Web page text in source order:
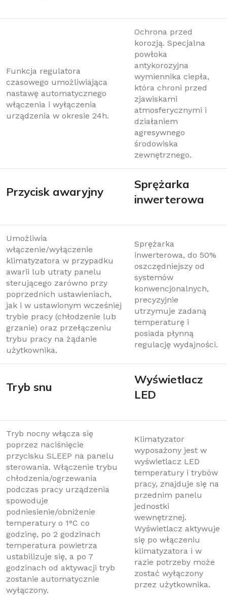
Funkcja regulatora
czasowego umożliwiająca
nastawę automatycznego
włączenia i wyłączenia
urządzenia w okresie 24h.
Ochrona przed
korozją. Specjalna
powłoka
antykorozyjna
wymiennika ciepła,
która chroni przed
zjawiskami
atmosferycznymi i
działaniem
agresywnego
środowiska
zewnętrznego.
Przycisk awaryjny
Sprężarka
inwerterowa
Umożliwia
włączenie/wyłączenie
klimatyzatora w przypadku
awarii lub utraty panelu
sterującego zarówno przy
poprzednich ustawieniach,
jak i w ustawionym wcześniej
trybie pracy (chłodzenie lub
grzanie) oraz przełączeniu
trybu pracy na żądanie
użytkownika.
Sprężarka
inwerterowa, do 50%
oszczędniejszy od
systemów
konwencjonalnych,
precyzyjnie
utrzymuje zadaną
temperaturę i
posiada płynną
regulację wydajności.
Tryb snu
Wyświetlacz
LED
Tryb nocny włącza się
poprzez naciśnięcie
przycisku SLEEP na panelu
sterowania. Włączenie trybu
chłodzenia/ogrzewania
podczas pracy urządzenia
spowoduje
podniesienie/obniżenie
temperatury o 1°C co
godzinę, po 2 godzinach
temperatura powietrza
ustabilizuje się, a po 7
godzinach od aktywacji tryb
zostanie automatycznie
wyłączony.
Klimatyzator
wyposażony jest w
wyświetlacz LED
temperatury i trybów
pracy, znajduje się na
przednim panelu
jednostki
wewnętrznej.
Wyświetlacz aktywuje
się po włączeniu
klimatyzatora i w
razie potrzeby może
zostać wyłączony
przez użytkownika.